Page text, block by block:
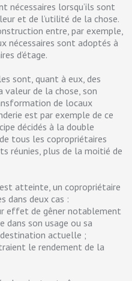
nécessaires lorsqu’ils sont
et de l’utilité de la chose.
entre, par exemple,
nécessaires sont adoptés à
d’étage.
sont, quant à eux, des
de la chose, son
de locaux
est par exemple de ce
décidés à la double
tous les copropriétaires
réunies, plus de la moitié de
atteinte, un copropriétaire
dans deux cas :
effet de gêner notablement
son usage ou sa
actuelle ;
le rendement de la